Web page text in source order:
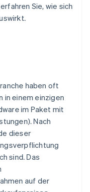
Sie, wie sich
haben oft
einem einzigen
im Paket mit
Nach
dieser
sind. Das
auf der